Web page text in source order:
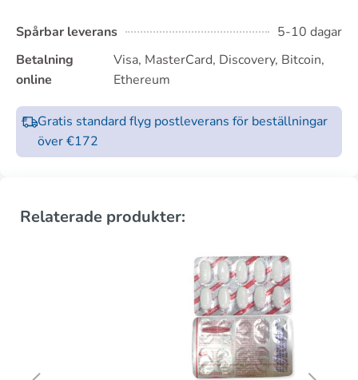
Spårbar leverans
5-10 dagar
Betalning
online
Visa, MasterCard, Discovery, Bitcoin,
Ethereum
Gratis standard flyg postleverans för beställningar
över €172
Relaterade produkter: